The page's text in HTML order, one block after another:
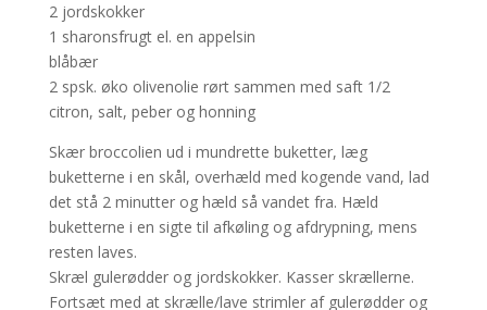
2 jordskokker
1 sharonsfrugt el. en appelsin
blåbær
2 spsk. øko olivenolie rørt sammen med saft 1/2
citron, salt, peber og honning
Skær broccolien ud i mundrette buketter, læg
buketterne i en skål, overhæld med kogende vand, lad
det stå 2 minutter og hæld så vandet fra. Hæld
buketterne i en sigte til afkøling og afdrypning, mens
resten laves.
Skræl gulerødder og jordskokker. Kasser skrællerne.
Fortsæt med at skrælle/lave strimler af gulerødder og